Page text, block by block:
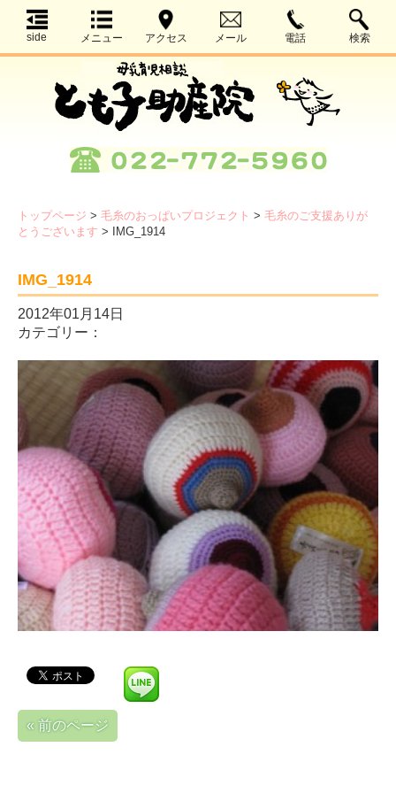
side メニュー アクセス メール 電話 検索
トップページ > 毛糸のおっぱいプロジェクト > 毛糸のご支援ありが
とうございます > IMG_1914
IMG_1914
2012年01月14日
カテゴリー：
« 前のページ